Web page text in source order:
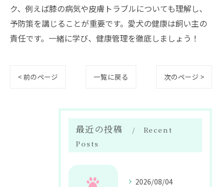
ク、例えば膝の病気や皮膚トラブルについても理解し、
予防策を講じることが重要です。愛犬の健康は飼い主の
責任です。一緒に学び、健康管理を徹底しましょう！
< 前のページ 一覧に戻る 次のページ >
最近の投稿
Recent
Posts
2026/08/04